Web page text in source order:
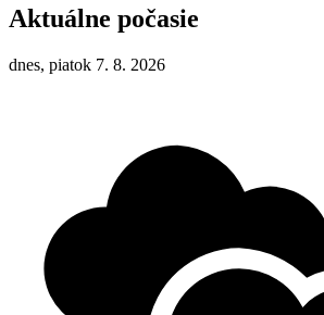
Aktuálne počasie
dnes, piatok 7. 8. 2026